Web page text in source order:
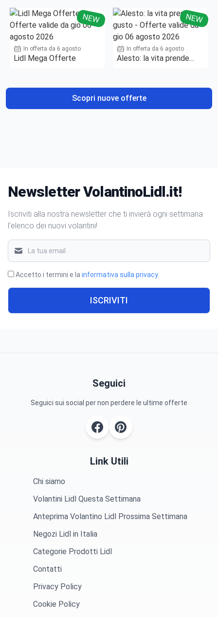
NEW
In offerta da 6 agosto
Lidl Mega Offerte
NEW
In offerta da 6 agosto
Alesto: la vita prende
Scopri nuove offerte
Newsletter VolantinoLidl.it!
Iscriviti alla nostra newsletter che ti invierà ogni settimana
l'elenco dei nuovi volantini!
Accetto i termini e la informativa sulla privacy.
ISCRIVITI
Seguici
Seguici sui social per non perdere le ultime offerte
Link Utili
Chi siamo
Volantini Lidl Questa Settimana
Anteprima Volantino Lidl Prossima Settimana
Negozi Lidl in Italia
Categorie Prodotti Lidl
Contatti
Privacy Policy
Cookie Policy